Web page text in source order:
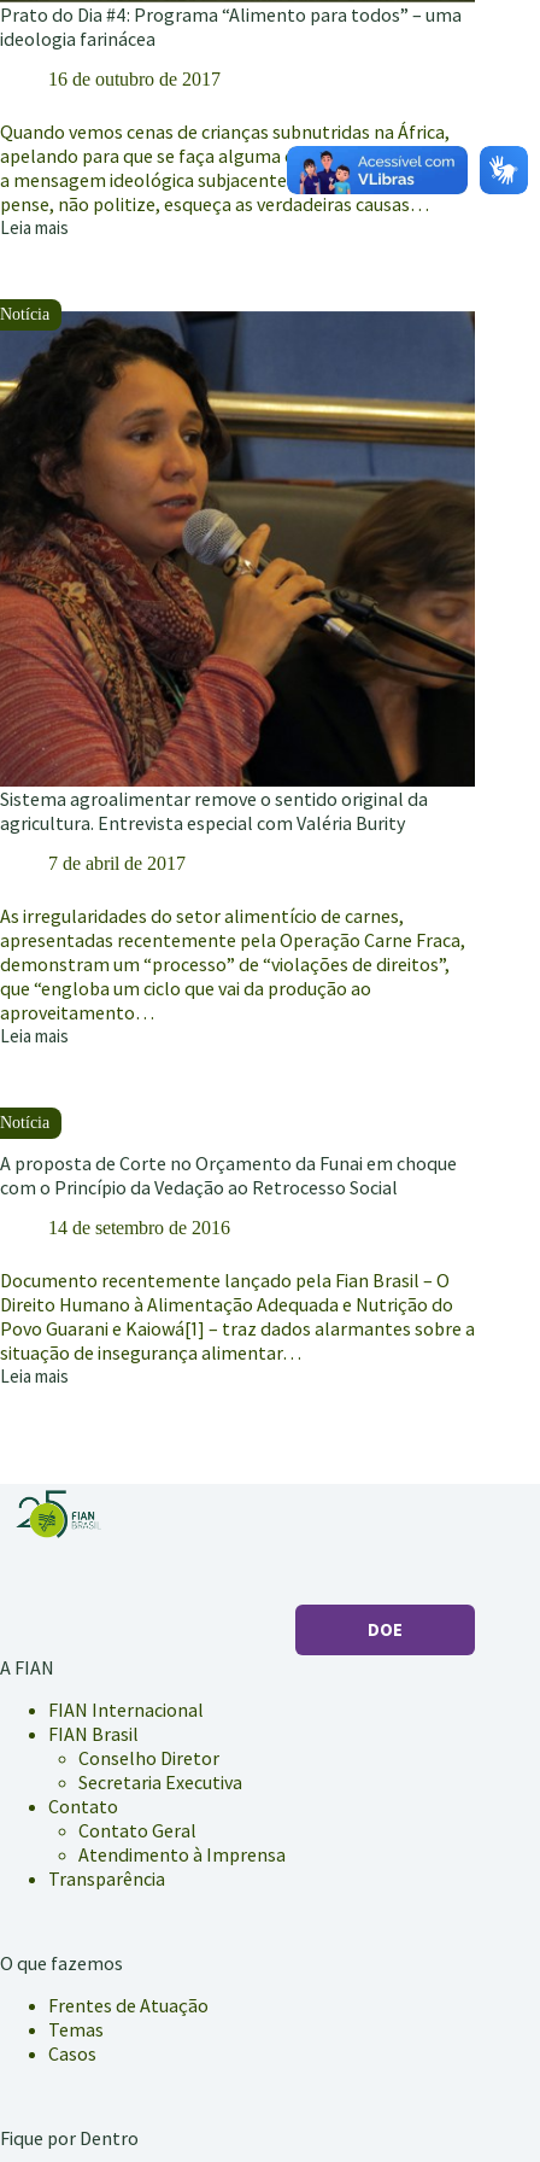
Prato do Dia #4: Programa “Alimento para todos” – uma
ideologia farinácea
16 de outubro de 2017
Quando vemos cenas de crianças subnutridas na África,
apelando para que se faça alguma coisa para ajudá-las,
a mensagem ideológica subjacente é algo como: “Não
pense, não politize, esqueça as verdadeiras causas…
Leia mais
Prato
#4:
Programa
“Alimento
para
todos”
ideologia
farinácea
Sistema agroalimentar remove o sentido original da
agricultura. Entrevista especial com Valéria Burity
7 de abril de 2017
As irregularidades do setor alimentício de carnes,
apresentadas recentemente pela Operação Carne Fraca,
demonstram um “processo” de “violações de direitos”,
que “engloba um ciclo que vai da produção ao
aproveitamento…
Leia mais
Sistema
o
sentido
original
da
Entrevista
com
Valéria
Burity
A proposta de Corte no Orçamento da Funai em choque
com o Princípio da Vedação ao Retrocesso Social
14 de setembro de 2016
Documento recentemente lançado pela Fian Brasil – O
Direito Humano à Alimentação Adequada e Nutrição do
Povo Guarani e Kaiowá[1] – traz dados alarmantes sobre a
situação de insegurança alimentar…
Leia mais
A
Orçamento
da
Princípio
Vedação
Retrocesso
DOE
A FIAN
FIAN Internacional
FIAN Brasil
Conselho Diretor
Secretaria Executiva
Contato
Contato Geral
Atendimento à Imprensa
Transparência
O que fazemos
Frentes de Atuação
Temas
Casos
Fique por Dentro